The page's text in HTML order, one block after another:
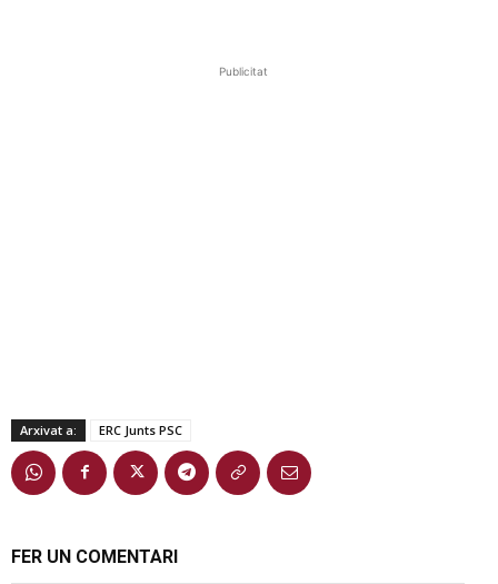
Publicitat
Arxivat a: ERC Junts PSC
FER UN COMENTARI